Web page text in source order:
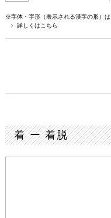
※字体・字形（表示される漢字の形）
詳しくはこちら
着 ー 着脱